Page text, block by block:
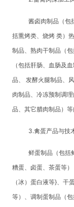
酱卤肉制品（包
括熏烤类、烧烤 类）
制品、熟肉干制品（
（包括肝肠、血肠及
品、 发酵火腿制品、
肉制品、冷冻预制调
品、其它腊肉制品）等
3.禽蛋产品与技
鲜蛋制品（包括
糟蛋、卤蛋、茶蛋等
（冰）蛋白液等}、干
等）、调制蛋制品（